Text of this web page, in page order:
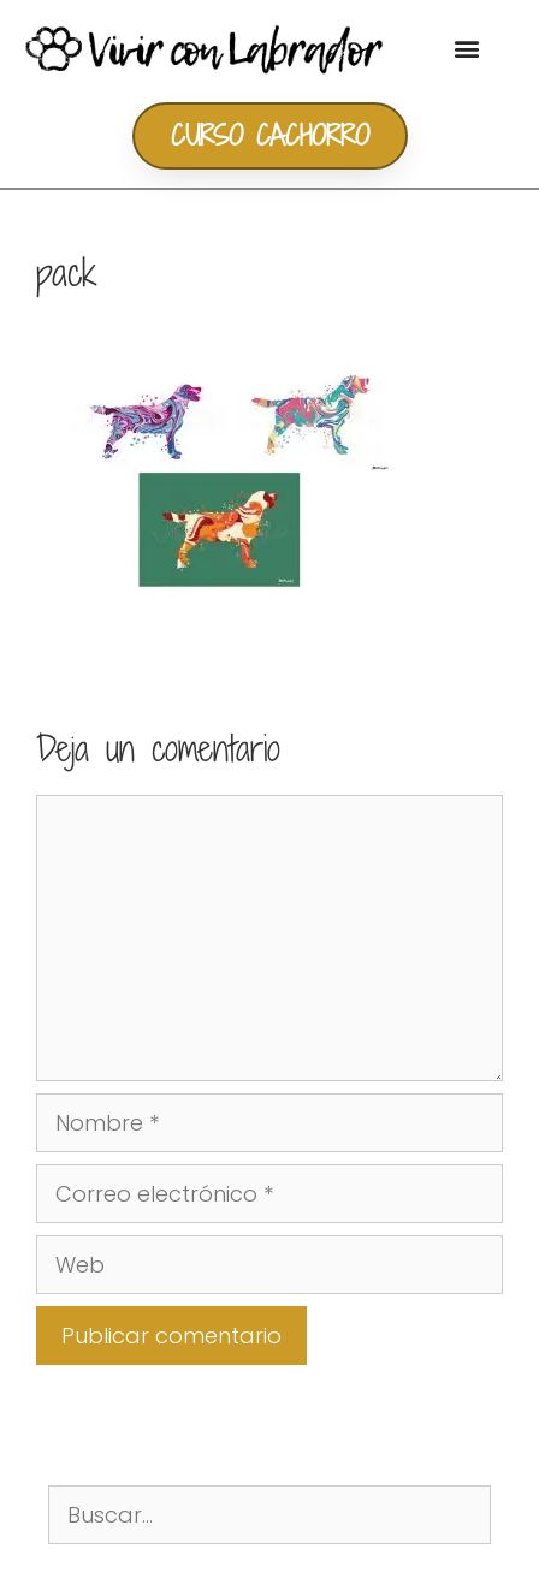
CURSO CACHORRO
pack
Deja un comentario